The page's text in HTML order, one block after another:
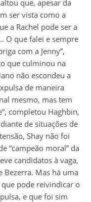
que, apesar da
ser vista como a
a Rachel pode ser a
O que falei e sempre
com a Jenny”,
que culminou na
não escondeu a
de maneira
mesmo, mas tem
completou Haghbin,
de situações de
Shay não foi
“campeão moral” da
candidatos à vaga,
Bezerra. Mas há uma
que pode reivindicar o
e que foi sim